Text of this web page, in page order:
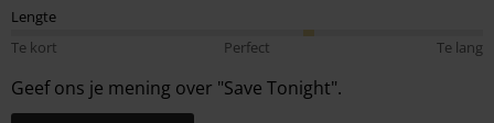
Lengte
Te kort
Perfect Te lang
Geef ons je mening over "Save Tonight".